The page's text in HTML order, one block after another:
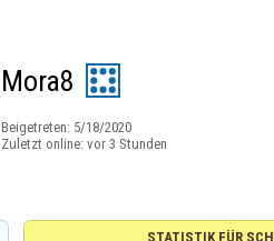
Mora8
Beigetreten: 5/18/2020
Zuletzt online: vor 3 Stunden
STATISTIK FÜR